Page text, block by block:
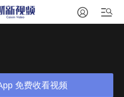
免费收看视频